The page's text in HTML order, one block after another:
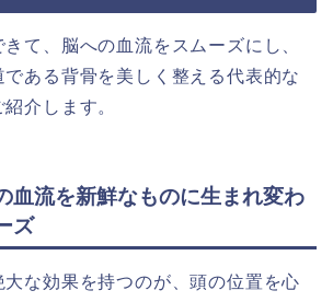
て、脳への血流をスムーズにし、
である背骨を美しく整える代表的な
介します。
血流を新鮮なものに生まれ変わ
ズ
大な効果を持つのが、頭の位置を心